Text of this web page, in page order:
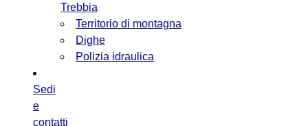
Trebbia
Territorio di montagna
Dighe
Polizia idraulica
Sedi
e
contatti